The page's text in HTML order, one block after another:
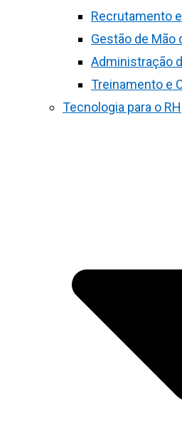
Recrutamento
Gestão de Mão
Administração
Treinamento e
Tecnologia para o RH